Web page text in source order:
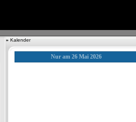
» Kalender
Nur am 26 Mai 2026